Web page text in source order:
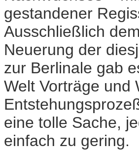
gestandener
Ausschließlich
Neuerung der
zur Berlinale gab
Welt Vorträge und
eine tolle Sache,
einfach zu gering.